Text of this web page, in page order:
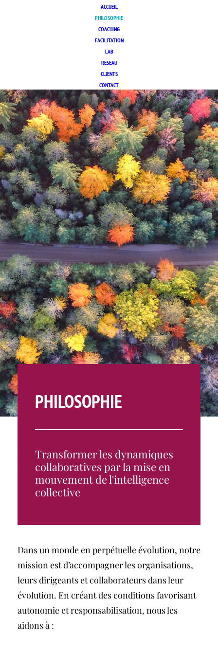
ACCUEIL
PHILOSOPHIE
COACHING
FACILITATION
LAB
RESEAU
CLIENTS
CONTACT
PHILOSOPHIE
Transformer les dynamiques
collaboratives par la mise en
mouvement de l'intelligence
collective
Dans un monde en perpétuelle évolution, notre
mission est d’accompagner les organisations,
leurs dirigeants et collaborateurs dans leur
évolution. En créant des conditions favorisant
autonomie et responsabilisation, nous les
aidons à :